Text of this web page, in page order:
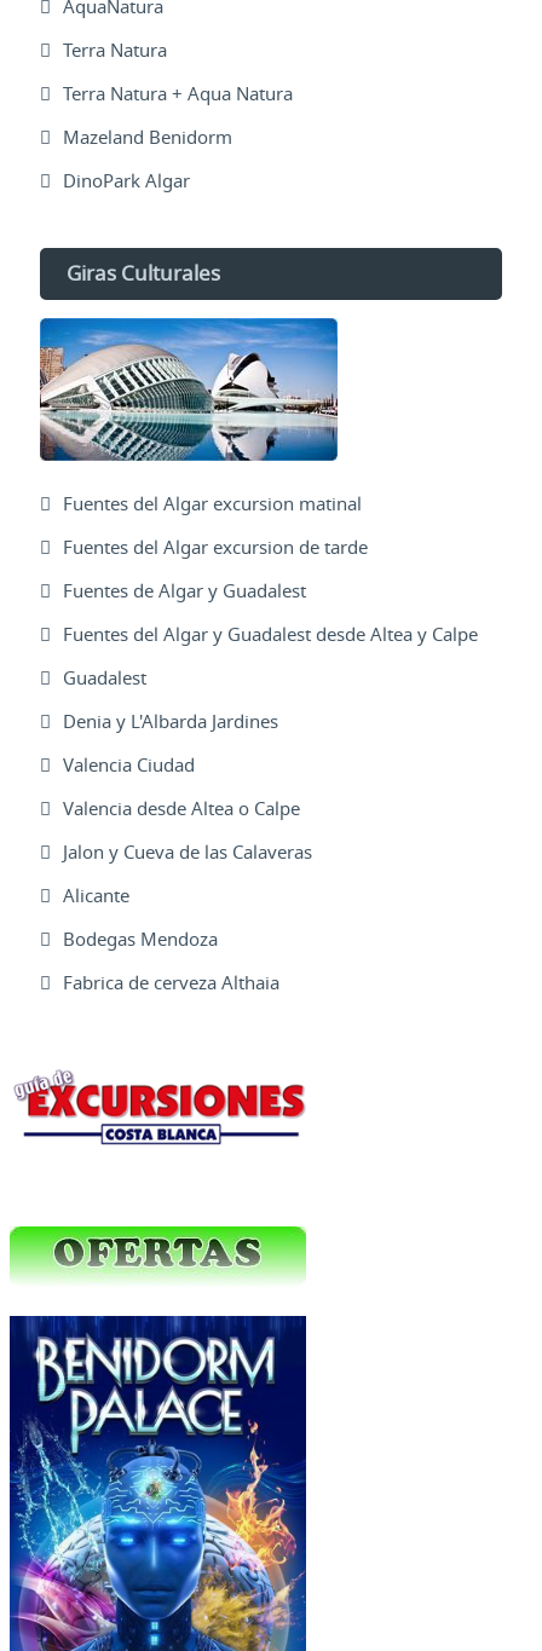
AquaNatura
Terra Natura
Terra Natura + Aqua Natura
Mazeland Benidorm
DinoPark Algar
Giras Culturales
Fuentes del Algar excursion matinal
Fuentes del Algar excursion de tarde
Fuentes de Algar y Guadalest
Fuentes del Algar y Guadalest desde Altea y Calpe
Guadalest
Denia y L'Albarda Jardines
Valencia Ciudad
Valencia desde Altea o Calpe
Jalon y Cueva de las Calaveras
Alicante
Bodegas Mendoza
Fabrica de cerveza Althaia